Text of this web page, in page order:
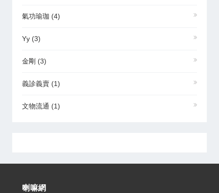
氣功瑜珈 (4)
Yy (3)
金剛 (3)
義診義賣 (1)
文物流通 (1)
喇嘛網